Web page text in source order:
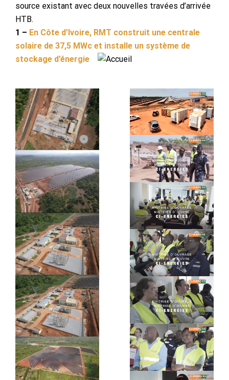
source existant avec deux nouvelles travées d’arrivée
HTB.
1 – En Côte d’Ivoire, RMT construit une centrale
solaire de 37,5 MWc et installe un système de
stockage d’énergie